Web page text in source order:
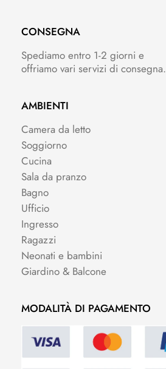
CONSEGNA
Spediamo entro 1-2 giorni e
offriamo vari servizi di consegna.
AMBIENTI
Camera da letto
Soggiorno
Cucina
Sala da pranzo
Bagno
Ufficio
Ingresso
Ragazzi
Neonati e bambini
Giardino & Balcone
MODALITÀ DI PAGAMENTO